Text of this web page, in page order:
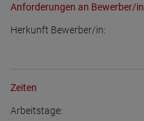
Anforderungen an Bewerber/in
Herkunft Bewerber/in:
Zeiten
Arbeitstage: